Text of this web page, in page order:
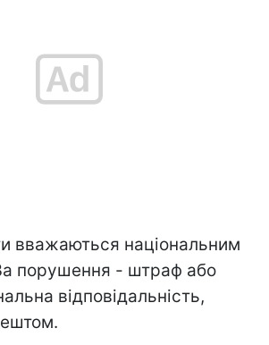
вважаються національним
порушення - штраф або
відповідальність,